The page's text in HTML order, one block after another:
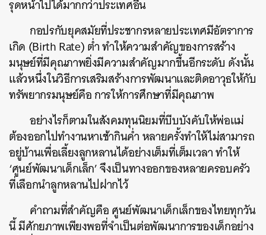
รุดหน้าไปได้มากกว่าประเทศอื่น
กอปรกับยุคสมัยที่ประชากรหลายประเทศมีอัตราการ
เกิด (Birth Rate) ต่ำ ทำให้ความสำคัญของการสร้าง
มนุษย์ที่มีคุณภาพยิ่งมีความสำคัญมากขึ้นอีกระดับ ดังนั้น
แล้วหนึ่งในวิธีการเสริมสร้างการพัฒนาและติดอาวุธให้กับ
ทรัพยากรมนุษย์คือ การให้การศึกษาที่มีคุณภาพ
อย่างไรก็ตามในสังคมทุนนิยมที่บีบบังคับให้พ่อแม่
ต้องออกไปทำงานหาเช้ากินค่ำ หลายครั้งทำให้ไม่สามารถ
อยู่บ้านเพื่อเลี้ยงลูกหลานได้อย่างเต็มที่เต็มเวลา ทำให้
‘ศูนย์พัฒนาเด็กเล็ก’ จึงเป็นทางออกของหลายครอบครัว
ที่เลือกนำลูกหลานไปฝากไว้
คำถามที่สำคัญคือ ศูนย์พัฒนาเด็กเล็กของไทยทุกวัน
นี้ มีศักยภาพเพียงพอที่จำเป็นต่อพัฒนาการของเด็กอย่าง